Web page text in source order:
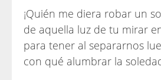
¡Quién me diera robar un
de aquella luz de tu mirar
para tener al separarnos
con qué alumbrar la